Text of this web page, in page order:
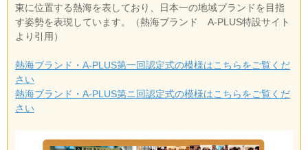
東に位置する熱海を表しており、日本一の地域ブランドを目指
す姿勢を表現しています。（熱海ブランド A-PLUS特設サイト
より引用）
熱海ブランド・A-PLUS第一回認定式の模様はこちらをご覧くだ
さい
熱海ブランド・A-PLUS第ニ回認定式の模様はこちらをご覧くだ
さい